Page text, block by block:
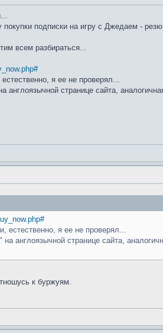
подписки на игру с Джедаем -
всем разбираться...
я ее не проверял...
англоязычной странице сайта,
естественно, я ее не проверял...
англоязычной странице сайта,
к буржуям.